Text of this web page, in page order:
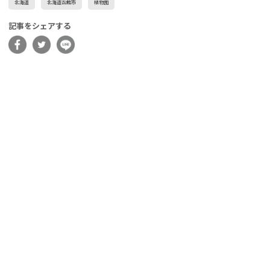
北海道 北海道函館市 植物園
記事をシェアする